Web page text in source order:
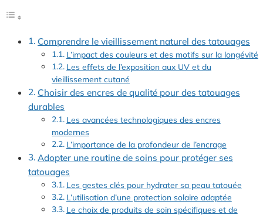
Comprendre le vieillissement naturel des tatouages
L’impact des couleurs et des motifs sur la longévité
Les effets de l’exposition aux UV et du
vieillissement cutané
Choisir des encres de qualité pour des tatouages
durables
Les avancées technologiques des encres
modernes
L’importance de la profondeur de l’encrage
Adopter une routine de soins pour protéger ses
tatouages
Les gestes clés pour hydrater sa peau tatouée
L’utilisation d’une protection solaire adaptée
Le choix de produits de soin spécifiques et de